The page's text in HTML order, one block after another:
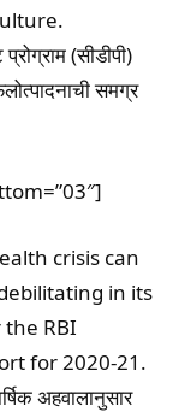
(सीडीपी)
समग्र
crisis can
in its
RBI
for 2020-21.
अहवालानुसार